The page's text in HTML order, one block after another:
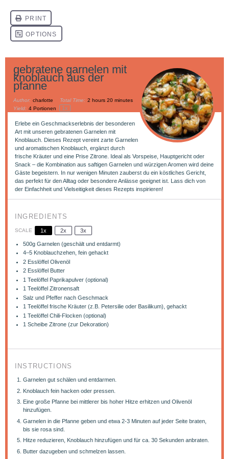
gebratene garnelen mit
knoblauch aus der
pfanne
Author: charlotte Total Time: 2 hours 20 minutes
Yield: 4 Portionen 1x
Erlebe ein Geschmackserlebnis der besonderen
Art mit unseren gebratenen Garnelen mit
Knoblauch. Dieses Rezept vereint zarte Garnelen
und aromatischen Knoblauch, ergänzt durch
frische Kräuter und eine Prise Zitrone. Ideal als Vorspeise, Hauptgericht oder
Snack – die Kombination aus saftigen Garnelen und würzigen Aromen wird deine
Gäste begeistern. In nur wenigen Minuten zauberst du ein köstliches Gericht,
das perfekt für den Alltag oder besondere Anlässe geeignet ist. Lass dich von
der Einfachheit und Vielseitigkeit dieses Rezepts inspirieren!
INGREDIENTS
SCALE 1x 2x 3x
500g Garnelen (geschält und entdarmt)
4–5 Knoblauchzehen, fein gehackt
2 Esslöffel Olivenöl
2 Esslöffel Butter
1 Teelöffel Paprikapulver (optional)
1 Teelöffel Zitronensaft
Salz und Pfeffer nach Geschmack
1 Teelöffel frische Kräuter (z.B. Petersilie oder Basilikum), gehackt
1 Teelöffel Chili-Flocken (optional)
1 Scheibe Zitrone (zur Dekoration)
INSTRUCTIONS
Garnelen gut schälen und entdarmen.
Knoblauch fein hacken oder pressen.
Eine große Pfanne bei mittlerer bis hoher Hitze erhitzen und Olivenöl
hinzufügen.
Garnelen in die Pfanne geben und etwa 2-3 Minuten auf jeder Seite braten,
bis sie rosa sind.
Hitze reduzieren, Knoblauch hinzufügen und für ca. 30 Sekunden anbraten.
Butter dazugeben und schmelzen lassen.